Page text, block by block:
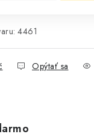
4461
Opýtať sa